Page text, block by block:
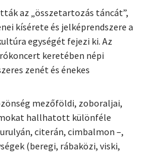
az „összetartozás táncát”,
kísérete és jelképrendszere a
egységét fejezi ki. Az
keretében népi
zenét és énekes
mezőföldi, zoboraljai,
hallhatott különféle
citerán, cimbalmon –,
(beregi, rábaközi, viski,